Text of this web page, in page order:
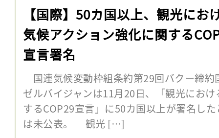
【国際】50カ国以上、観光にお
気候アクション強化に関する
宣言署名
国連気候変動枠組条約第29回バクー締約
ゼルバイジャンは11月20日、「観光にお
するCOP29宣言」に50カ国以上が署名し
は未公表。 観光 […]